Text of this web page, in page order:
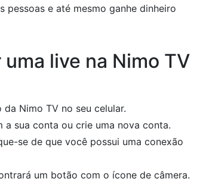
e até mesmo ganhe dinheiro
live na Nimo TV
Nimo TV no seu celular.
sua conta ou crie uma nova conta.
se de que você possui uma conexão
um botão com o ícone de câmera.